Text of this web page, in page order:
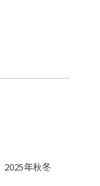
2025年秋冬